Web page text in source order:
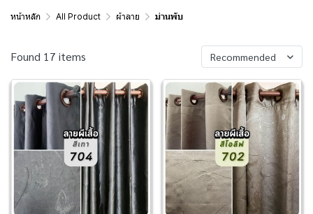
หน้าหลัก All Product ผ้าลาย ม่านพับ
Found 17 items Recommended